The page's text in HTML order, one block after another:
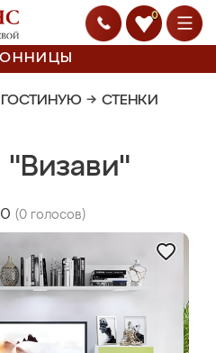
0
ГОСТИНУЮ → СТЕНКИ
"Визави"
(0 голосов)